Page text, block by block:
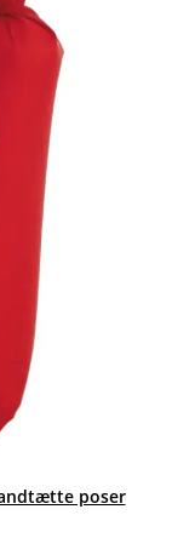
poser